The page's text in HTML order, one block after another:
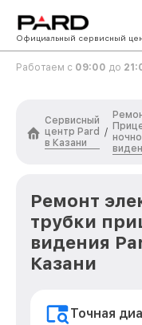
Официальный сервисный
Работаем с 09:00 до
Сервисный
центр Pard
в Казани
/
Ремонт
трубки
видения
Казани
Точная